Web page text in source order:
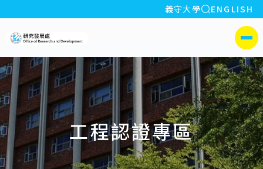
:::
義守大學 全站搜索
ENGLISH
側選單
工程認證專區